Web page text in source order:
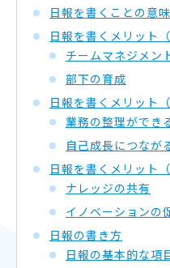
日報を書くことの意
日報を書くメリット
チームマネジメン
部下の育成
日報を書くメリット
業務の整理ができ
自己成長につなが
日報を書くメリット
ナレッジの共有
イノベーションの
日報の書き方
日報の基本的な項